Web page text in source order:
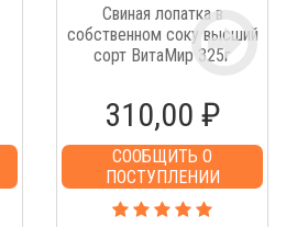
Свиная лопатка в
собственном соку высший
сорт ВитаМир 325г
310,00 ₽
СООБЩИТЬ О
ПОСТУПЛЕНИИ